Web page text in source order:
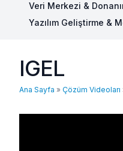
Veri Merkezi &
Yazılım Geliştirme &
IGEL
Ana Sayfa » Çözüm Videoları